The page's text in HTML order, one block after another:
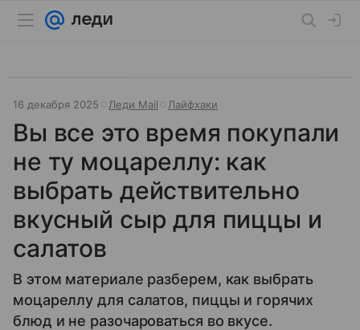
16 декабря 2025 Леди Mail Лайфхаки
Вы все это время покупали
не ту моцареллу: как
выбрать действительно
вкусный сыр для пиццы и
салатов
В этом материале разберем, как выбрать
моцареллу для салатов, пиццы и горячих
блюд и не разочароваться во вкусе.